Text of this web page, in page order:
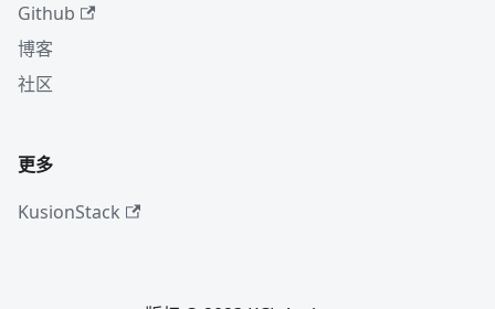
Github
博客
社区
更多
KusionStack